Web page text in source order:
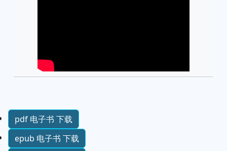
pdf 电子书 下载
epub 电子书 下载